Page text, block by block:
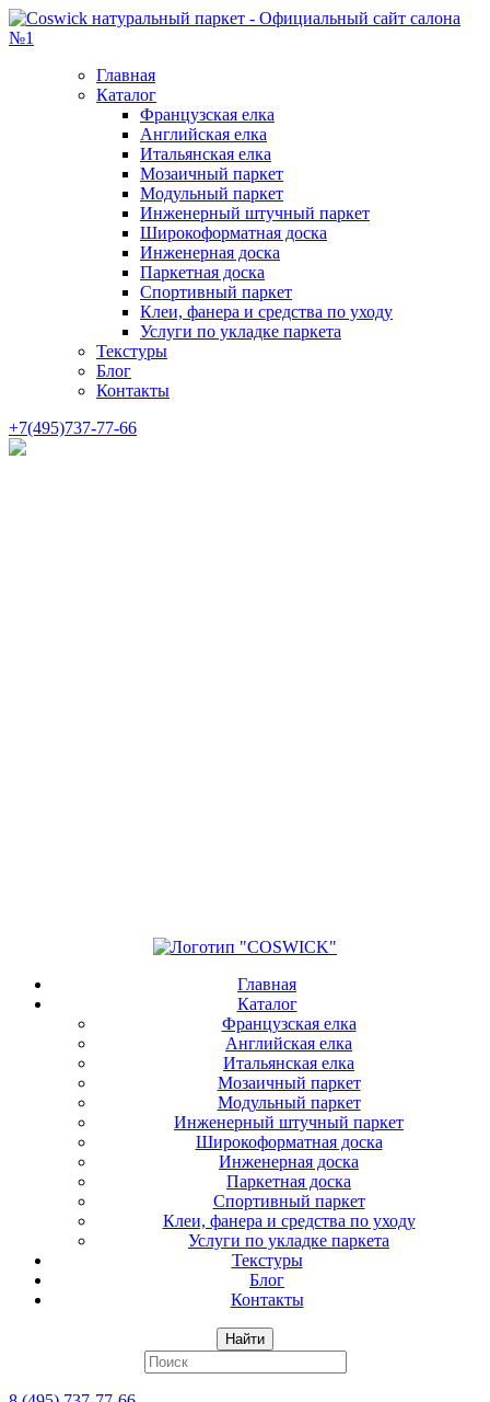
Главная
Каталог
Французская елка
Английская елка
Итальянская елка
Мозаичный паркет
Модульный паркет
Инженерный штучный паркет
Широкоформатная доска
Инженерная доска
Паркетная доска
Спортивный паркет
Клеи, фанера и средства по уходу
Услуги по укладке паркета
Текстуры
Блог
Контакты
+7(495)737-77-66
Главная
Каталог
Французская елка
Английская елка
Итальянская елка
Мозаичный паркет
Модульный паркет
Инженерный штучный паркет
Широкоформатная доска
Инженерная доска
Паркетная доска
Спортивный паркет
Клеи, фанера и средства по уходу
Услуги по укладке паркета
Текстуры
Блог
Контакты
Найти